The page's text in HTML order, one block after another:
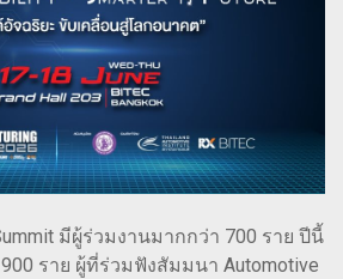
มีผู้ร่วมงานมากกว่า 700 ราย ปีนี้
ราย ผู้ที่ร่วมฟังสัมมนา Automotive